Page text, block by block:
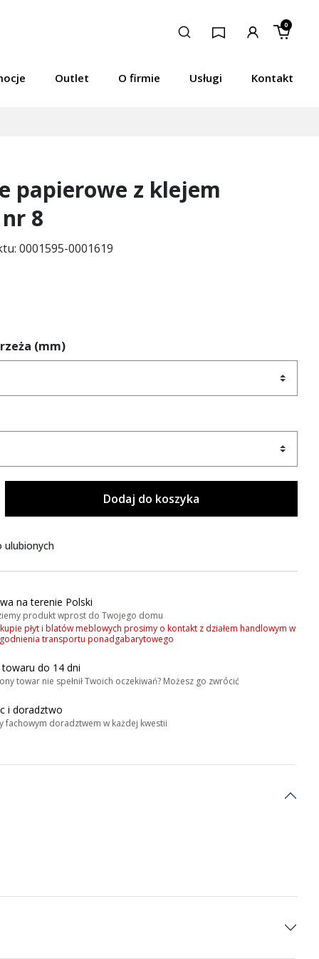
Outlet O firmie Usługi Kontakt
0
papierowe z klejem
8
0001595-0001619
(mm)
Dodaj do koszyka
ulubionych
na terenie Polski
produkt wprost do Twojego domu
płyt i blatów meblowych prosimy o kontakt z działem handlowym w
transportu ponadgabarytowego
do 14 dni
towar nie spełnił Twoich oczekiwań? Możesz go zwrócić
i doradztwo
fachowym doradztwem w każdej kwestii